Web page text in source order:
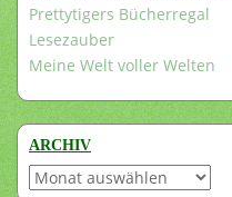
Prettytigers Bücherregal
Lesezauber
Meine Welt voller Welten
ARCHIV
Archiv